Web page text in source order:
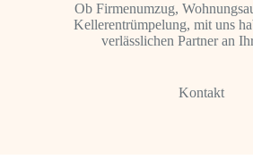
Ob Firmenumzug,
Kellerentrümpelung, mit uns
verlässlichen Partner an
Kontakt